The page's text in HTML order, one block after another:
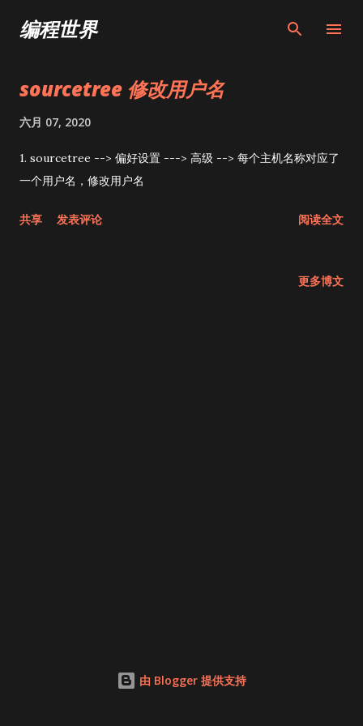
编程世界
sourcetree 修改用户名
六月 07, 2020
1. sourcetree --> 偏好设置 ---> 高级 --> 每个主机名称对应了
一个用户名，修改用户名
共享 发表评论 阅读全文
更多博文
由 Blogger 提供支持